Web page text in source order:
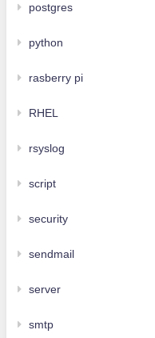
postgres
python
rasberry pi
RHEL
rsyslog
script
security
sendmail
server
smtp